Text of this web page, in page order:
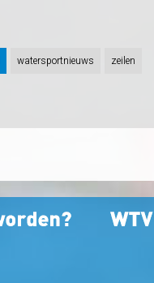
watersportnieuws zeilen